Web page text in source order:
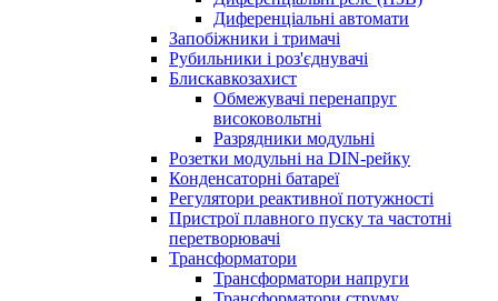
Диференціальні автомати
Запобіжники і тримачі
Рубильники і роз'єднувачі
Блискавкозахист
Обмежувачі перенапруг
високовольтні
Разрядники модульні
Розетки модульні на DIN-рейку
Конденсаторні батареї
Регулятори реактивної потужності
Пристрої плавного пуску та частотні
перетворювачі
Трансформатори
Трансформатори напруги